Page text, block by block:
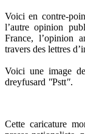
Voici en contre-
l’autre opinion
France, l’opinion
travers des lettres
Voici une image
dreyfusard "Pstt".
Cette caricature